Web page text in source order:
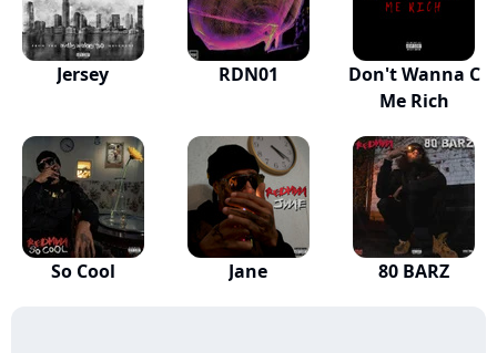
Jersey RDN01
Don't Wanna C
Me Rich
So Cool Jane 80 BARZ